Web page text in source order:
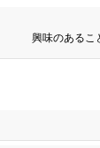
興味のあるこ